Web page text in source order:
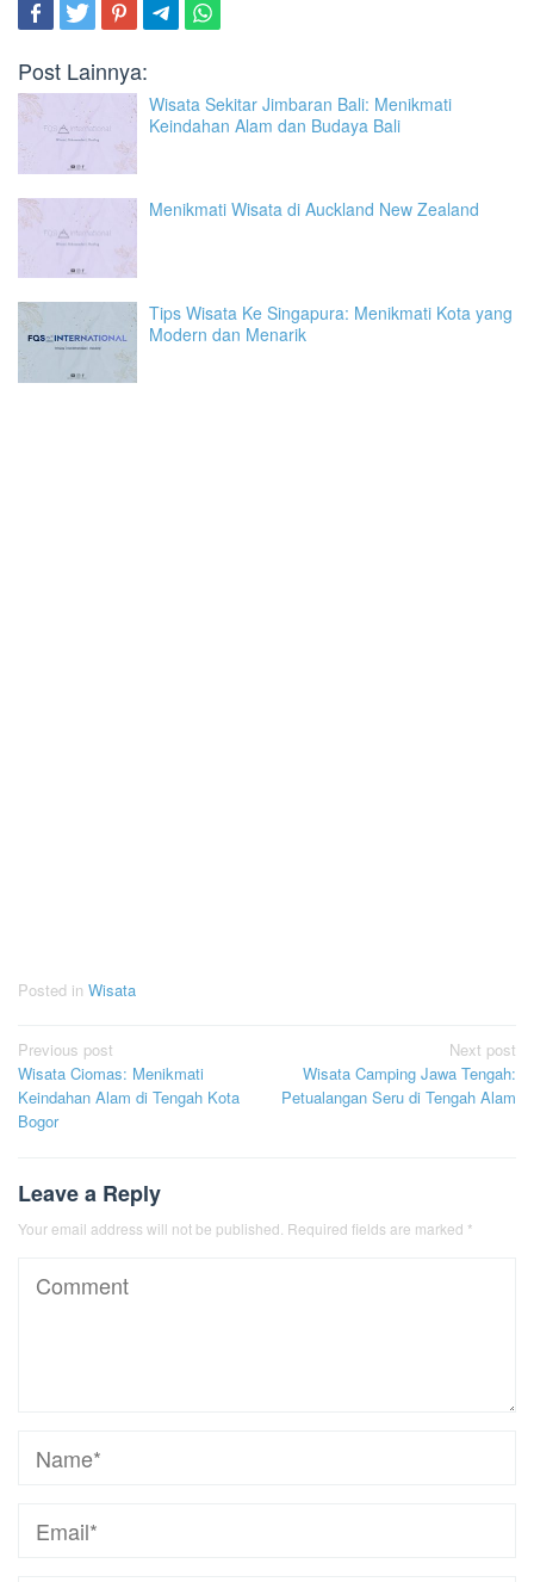
Post Lainnya:
Wisata Sekitar Jimbaran Bali: Menikmati
Keindahan Alam dan Budaya Bali
Menikmati Wisata di Auckland New Zealand
Tips Wisata Ke Singapura: Menikmati Kota yang
Modern dan Menarik
Posted in Wisata
Post
navigation
Previous post
Wisata Ciomas: Menikmati
Keindahan Alam di Tengah Kota
Bogor
Next post
Wisata Camping Jawa Tengah:
Petualangan Seru di Tengah Alam
Leave a Reply
Your email address will not be published. Required fields are marked *